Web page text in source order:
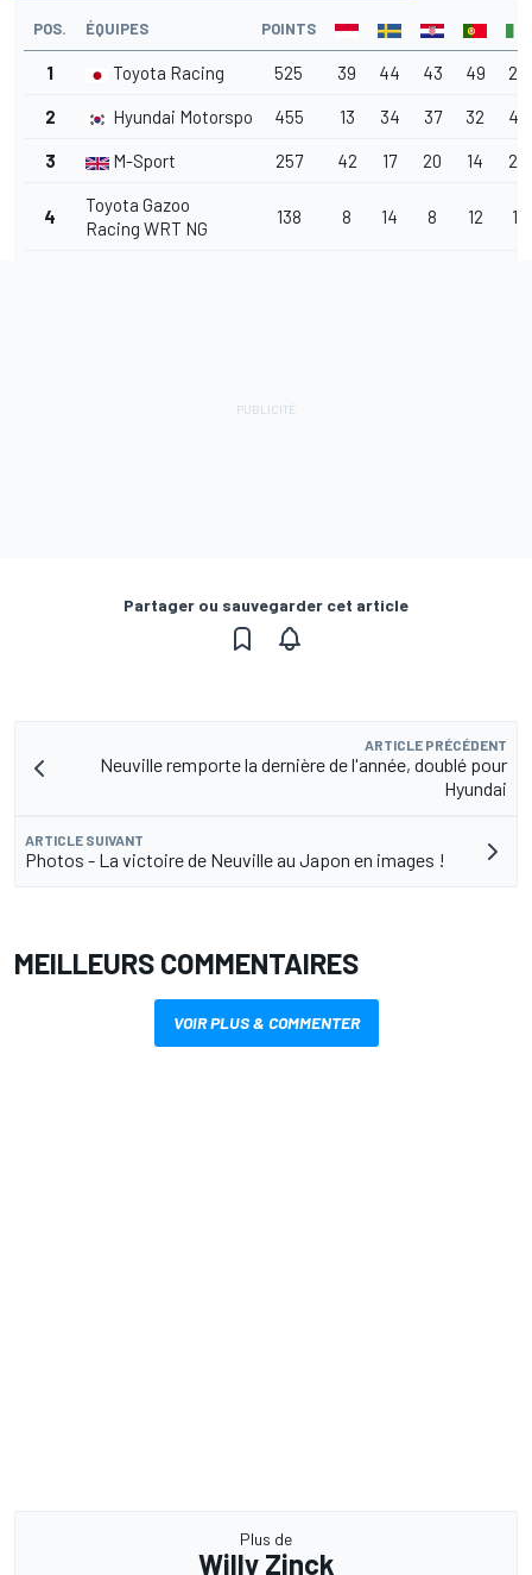
POS. ÉQUIPES POINTS
1 Toyota Racing 525 39 44 43 49 25
2 Hyundai Motorsport 455 13 34 37 32 45
3 M-Sport 257 42 17 20 14 26
4
Toyota Gazoo
Racing WRT NG
138 8 14 8 12 11
Partager ou sauvegarder cet article
ARTICLE PRÉCÉDENT
Neuville remporte la dernière de l'année, doublé pour
Hyundai
ARTICLE SUIVANT
Photos - La victoire de Neuville au Japon en images !
MEILLEURS COMMENTAIRES
VOIR PLUS & COMMENTER
Plus de
Willy Zinck